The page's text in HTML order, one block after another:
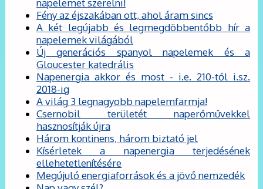
napelemet szerelni!
Fény az éjszakában ott, ahol áram sincs
A két legújabb és legmegdöbbentőbb hír a
napelemek világából
Új generációs spanyol napelemek és a
Gloucester katedrális
Napenergia akkor és most - i.e. 210-től i.sz.
2018-ig
A világ 3 legnagyobb napelemfarmja!
Csernobil területét naperőművekkel
hasznosítják újra
Három kontinens, három biztató jel
Kísérletek a napenergia terjedésének
ellehetetlenítésére
Megújuló energiaforrások és a jövő nemzedék